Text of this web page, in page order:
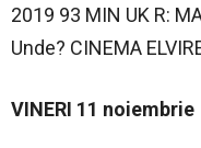
2019 93 MIN UK R:
Unde? CINEMA
VINERI 11 noiembrie